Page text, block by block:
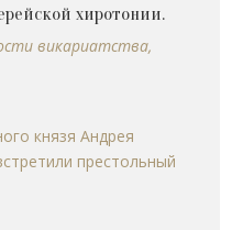
хиротонии.
викариатства,